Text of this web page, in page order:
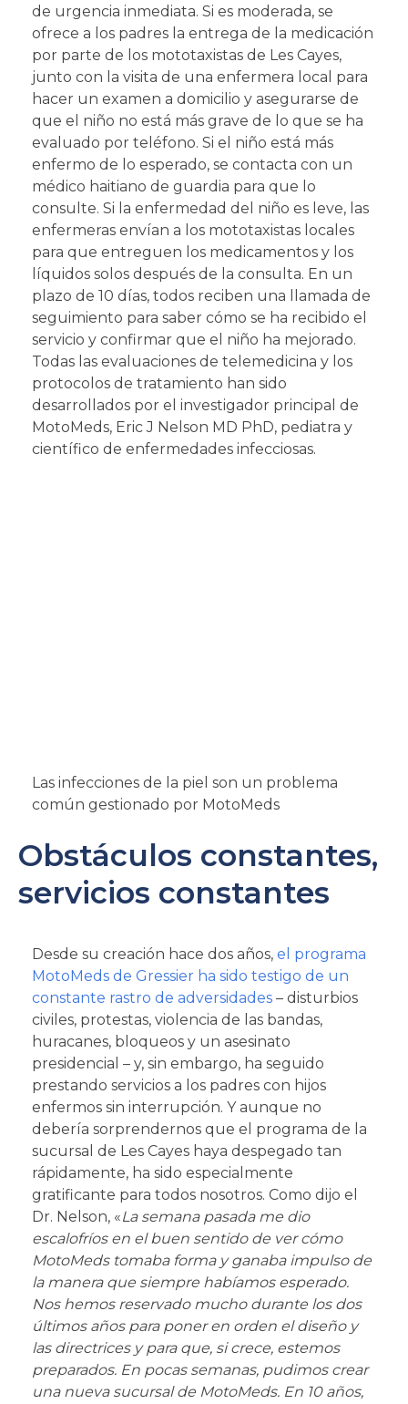
de urgencia inmediata. Si es moderada, se
ofrece a los padres la entrega de la medicación
por parte de los mototaxistas de Les Cayes,
junto con la visita de una enfermera local para
hacer un examen a domicilio y asegurarse de
que el niño no está más grave de lo que se ha
evaluado por teléfono. Si el niño está más
enfermo de lo esperado, se contacta con un
médico haitiano de guardia para que lo
consulte. Si la enfermedad del niño es leve, las
enfermeras envían a los mototaxistas locales
para que entreguen los medicamentos y los
líquidos solos después de la consulta. En un
plazo de 10 días, todos reciben una llamada de
seguimiento para saber cómo se ha recibido el
servicio y confirmar que el niño ha mejorado.
Todas las evaluaciones de telemedicina y los
protocolos de tratamiento han sido
desarrollados por el investigador principal de
MotoMeds, Eric J Nelson MD PhD, pediatra y
científico de enfermedades infecciosas.
Las infecciones de la piel son un problema
común gestionado por MotoMeds
Obstáculos constantes,
servicios constantes
Desde su creación hace dos años, el programa
MotoMeds de Gressier ha sido testigo de un
constante rastro de adversidades – disturbios
civiles, protestas, violencia de las bandas,
huracanes, bloqueos y un asesinato
presidencial – y, sin embargo, ha seguido
prestando servicios a los padres con hijos
enfermos sin interrupción. Y aunque no
debería sorprendernos que el programa de la
sucursal de Les Cayes haya despegado tan
rápidamente, ha sido especialmente
gratificante para todos nosotros. Como dijo el
Dr. Nelson, «La semana pasada me dio
escalofríos en el buen sentido de ver cómo
MotoMeds tomaba forma y ganaba impulso de
la manera que siempre habíamos esperado.
Nos hemos reservado mucho durante los dos
últimos años para poner en orden el diseño y
las directrices y para que, si crece, estemos
preparados. En pocas semanas, pudimos crear
una nueva sucursal de MotoMeds. En 10 años,